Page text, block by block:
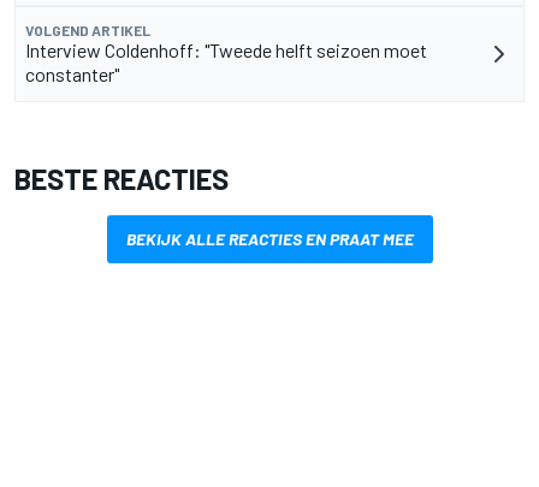
VOLGEND ARTIKEL
Interview Coldenhoff: "Tweede helft seizoen moet
constanter"
BESTE REACTIES
BEKIJK ALLE REACTIES EN PRAAT MEE